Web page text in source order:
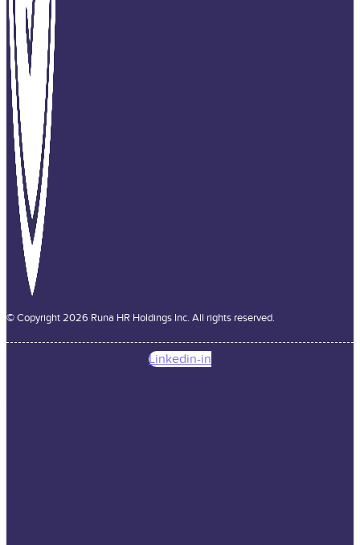
© Copyright 2026 Runa HR Holdings Inc. All rights reserved.
Linkedin-in